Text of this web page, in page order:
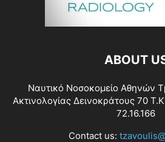
ABOUT
Ναυτικό Νοσοκομείο Αθηνών
Ακτινολογίας Δεινοκράτους 70
72.16.166
Contact us: